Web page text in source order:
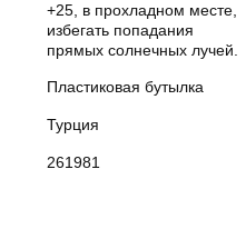
+25, в прохладном месте,
избегать попадания
прямых солнечных лучей.
Пластиковая бутылка
Турция
261981